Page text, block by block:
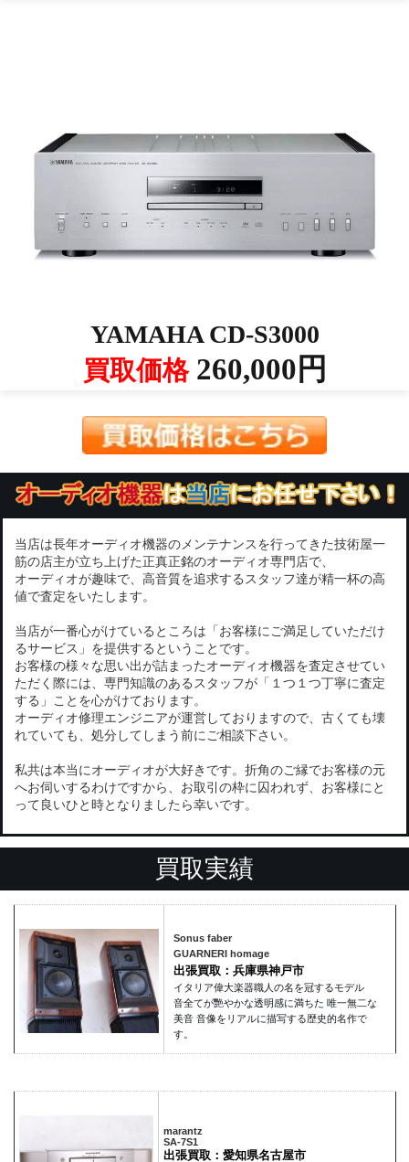
YAMAHA CD-S3000
買取価格260,000円
当店は長年オーディオ機器のメンテナンスを行ってきた技術屋一
筋の店主が立ち上げた正真正銘のオーディオ専門店で、
オーディオが趣味で、高音質を追求するスタッフ達が精一杯の高
値で査定をいたします。
当店が一番心がけているところは「お客様にご満足していただけ
るサービス」を提供するということです。
お客様の様々な思い出が詰まったオーディオ機器を査定させてい
ただく際には、専門知識のあるスタッフが「１つ１つ丁寧に査定
する」ことを心がけております。
オーディオ修理エンジニアが運営しておりますので、古くても壊
れていても、処分してしまう前にご相談下さい。
私共は本当にオーディオが大好きです。折角のご縁でお客様の元
へお伺いするわけですから、お取引の枠に囚われず、お客様にと
って良いひと時となりましたら幸いです。
買取実績
Sonus faber
GUARNERI homage
出張買取：兵庫県神戸市
イタリア偉大楽器職人の名を冠するモデル
音全てが艷やかな透明感に満ちた 唯一無二な
美音 音像をリアルに描写する歴史的名作で
す。
marantz
SA-7S1
出張買取：愛知県名古屋市